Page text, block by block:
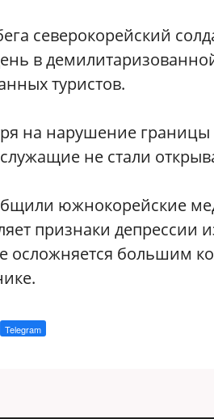
северокорейский
в
туристов.
на нарушение
не стали
южнокорейские
признаки депрессии
осложняется большим
Telegram